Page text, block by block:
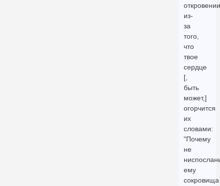
откровении
из-
за
того,
что
твое
сердце
[,
быть
может,]
огорчится
их
словами:
"Почему
не
ему
сокровища